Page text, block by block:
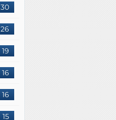
30
26
19
16
16
15